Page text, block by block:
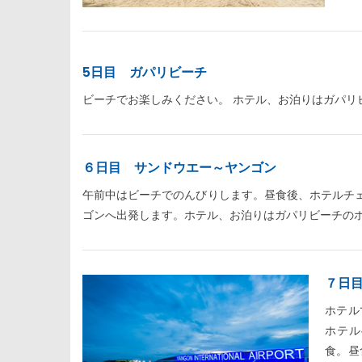
5日目 ガパリビーチ
ビーチでお楽しみください。 ホテル、お泊りはガパ
６日目 サンドウエー～ヤンゴン
午前中はビーチでのんびりします。昼食後、ホテル
ゴンへ出発します。ホテル、お泊りはガパリビーチの
７日
ホテ
ホテ
食。